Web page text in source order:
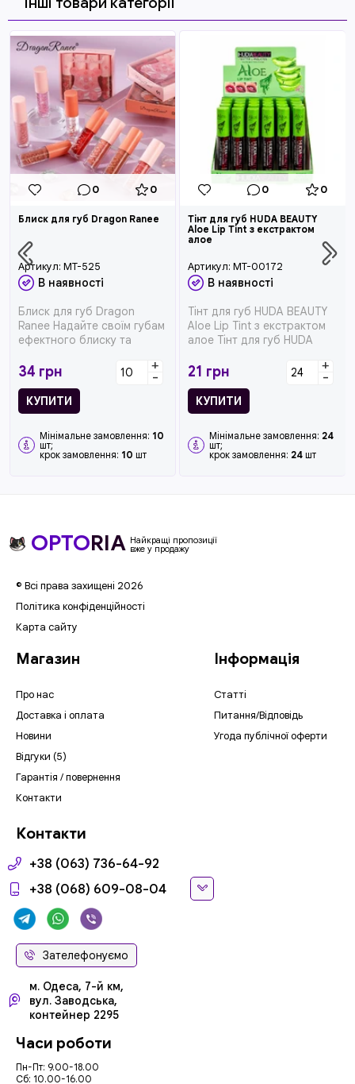
0 0
Блиск для губ Dragon Ranee
Артикул: MT-525
В наявності
Блиск для губ Dragon
Ranee Надайте своїм губам
ефектного блиску та
Ranee має ...
34 грн +
-
КУПИТИ
Мінімальне замовлення: 10
шт;
крок замовлення: 10 шт
0 0
Тінт для губ HUDA BEAUTY
Aloe Lip Tint з екстрактом
алое
Артикул: MT-00172
В наявності
Тінт для губ HUDA BEAUTY
Aloe Lip Tint з екстрактом
алое Тінт для губ HUDA
21 грн +
-
КУПИТИ
Мінімальне замовлення: 24
шт;
крок замовлення: 24 шт
OPTORIA Найкращі пропозиції
вже у продажу
© Всі права захищені 2026
Політика конфіденційності
Карта сайту
Магазин
Про нас
Доставка і оплата
Новини
Відгуки (5)
Гарантія / повернення
Контакти
Інформація
Статті
Питання/Відповідь
Угода публічної оферти
Контакти
+38 (063) 736-64-92
+38 (068) 609-08-04
Зателефонуємо
м. Одеса, 7-й км,
вул. Заводська,
контейнер 2295
Часи роботи
Пн-Пт: 9.00-18.00
Сб: 10.00-16.00